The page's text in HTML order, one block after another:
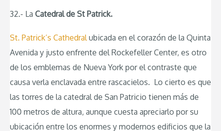
32.- La Catedral de St Patrick.
St. Patrick’s Cathedral ubicada en el corazón de la Quinta
Avenida y justo enfrente del Rockefeller Center, es otro
de los emblemas de Nueva York por el contraste que
causa verla enclavada entre rascacielos. Lo cierto es que
las torres de la catedral de San Patricio tienen más de
100 metros de altura, aunque cuesta apreciarlo por su
ubicación entre los enormes y modernos edificios que la